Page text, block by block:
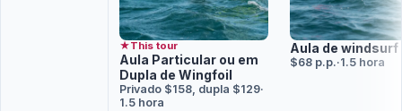
★This tour
Aula Particular ou em
Dupla de Wingfoil
Privado $158, dupla $129·
1.5 hora
Aula de windsurf
$68 p.p.·1.5 hora